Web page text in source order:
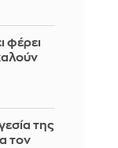
φέρει
της
τον